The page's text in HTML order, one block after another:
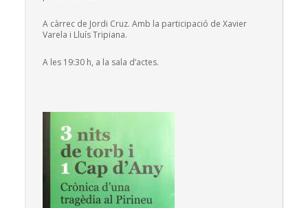
A càrrec de Jordi Cruz. Amb la participació de Xavier
Varela i Lluís Tripiana.
A les 19:30 h, a la sala d’actes.